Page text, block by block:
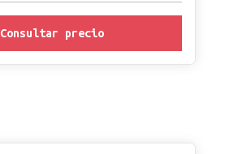
Consultar precio